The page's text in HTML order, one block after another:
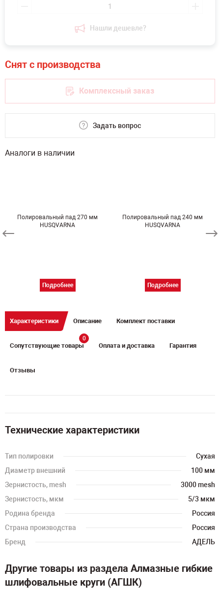
Нашли дешевле?
Комплексный заказ
Задать вопрос
Аналоги в наличии
Полировальный пад 270 мм
HUSQVARNA
Подробнее
Полировальный пад 240 мм
HUSQVARNA
Подробнее
Характеристики Описание Комплект поставки
Сопутствующие товары
0
Оплата и доставка Гарантия
Отзывы
Технические характеристики
Тип полировки
Сухая
Диаметр внешний
100 мм
Зернистость, mesh
3000 mesh
Зернистость, мкм
5/3 мкм
Родина бренда
Россия
Страна производства
Россия
Бренд
АДЕЛЬ
Другие товары из раздела Алмазные гибкие
шлифовальные круги (АГШК)